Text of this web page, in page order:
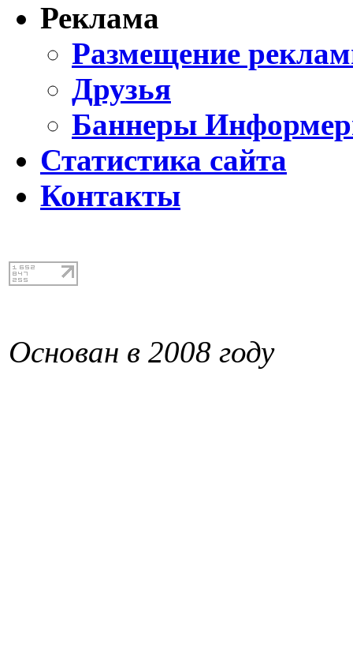
Реклама
Размещение
Друзья
Баннеры
Статистика сайта
Контакты
Основан в 2008 году